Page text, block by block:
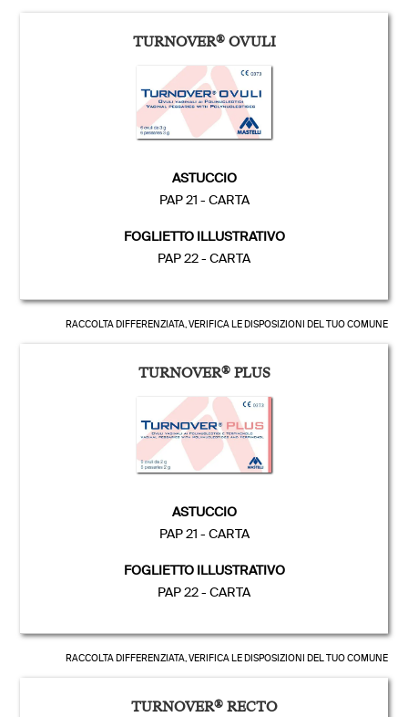
TURNOVER®OVULI
ASTUCCIO
PAP 21 - CARTA
FOGLIETTO ILLUSTRATIVO
PAP 22 - CARTA
RACCOLTA DIFFERENZIATA, VERIFICA LE DISPOSIZIONI DEL TUO COMUNE
TURNOVER®PLUS
ASTUCCIO
PAP 21 - CARTA
FOGLIETTO ILLUSTRATIVO
PAP 22 - CARTA
RACCOLTA DIFFERENZIATA, VERIFICA LE DISPOSIZIONI DEL TUO COMUNE
TURNOVER® RECTO